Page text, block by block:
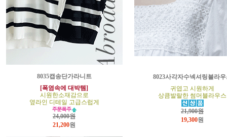
8035캡송단가라니트
[폭염속에 대박템]
시원한소재감으로
옆라인 디테일 고급스럽게
24,000원
21,200원
8023사각자수넥셔링블라우
귀엽고 시원하게
상큼발랄한 썸머블라우스
21,900원
19,300원